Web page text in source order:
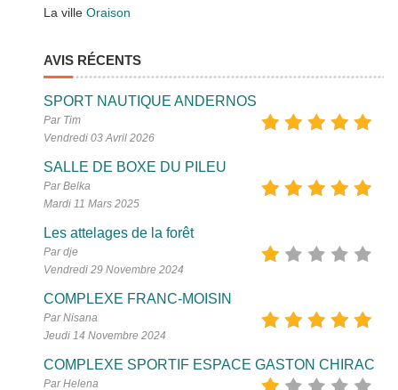
La villeOraison
AVIS RÉCENTS
SPORT NAUTIQUE ANDERNOS
Par Tim
Vendredi 03 Avril 2026
SALLE DE BOXE DU PILEU
Par Belka
Mardi 11 Mars 2025
Les attelages de la forêt
Par dje
Vendredi 29 Novembre 2024
COMPLEXE FRANC-MOISIN
Par Nisana
Jeudi 14 Novembre 2024
COMPLEXE SPORTIF ESPACE GASTON CHIRAC
Par Helena